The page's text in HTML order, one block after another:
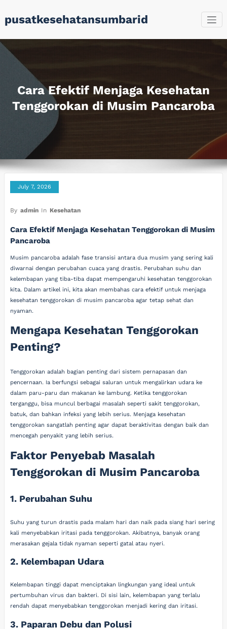
to
content
pusatkesehatansumbarid
Cara Efektif Menjaga Kesehatan
Tenggorokan di Musim Pancaroba
July 7, 2026
By admin In Kesehatan
Cara Efektif Menjaga Kesehatan Tenggorokan di Musim
Pancaroba
Musim pancaroba adalah fase transisi antara dua musim yang sering kali
diwarnai dengan perubahan cuaca yang drastis. Perubahan suhu dan
kelembapan yang tiba-tiba dapat mempengaruhi kesehatan tenggorokan
kita. Dalam artikel ini, kita akan membahas cara efektif untuk menjaga
kesehatan tenggorokan di musim pancaroba agar tetap sehat dan
nyaman.
Mengapa Kesehatan Tenggorokan
Penting?
Tenggorokan adalah bagian penting dari sistem pernapasan dan
pencernaan. Ia berfungsi sebagai saluran untuk mengalirkan udara ke
dalam paru-paru dan makanan ke lambung. Ketika tenggorokan
terganggu, bisa muncul berbagai masalah seperti sakit tenggorokan,
batuk, dan bahkan infeksi yang lebih serius. Menjaga kesehatan
tenggorokan sangatlah penting agar dapat beraktivitas dengan baik dan
mencegah penyakit yang lebih serius.
Faktor Penyebab Masalah
Tenggorokan di Musim Pancaroba
1. Perubahan Suhu
Suhu yang turun drastis pada malam hari dan naik pada siang hari sering
kali menyebabkan iritasi pada tenggorokan. Akibatnya, banyak orang
merasakan gejala tidak nyaman seperti gatal atau nyeri.
2. Kelembapan Udara
Kelembapan tinggi dapat menciptakan lingkungan yang ideal untuk
pertumbuhan virus dan bakteri. Di sisi lain, kelembapan yang terlalu
rendah dapat menyebabkan tenggorokan menjadi kering dan iritasi.
3. Paparan Debu dan Polusi